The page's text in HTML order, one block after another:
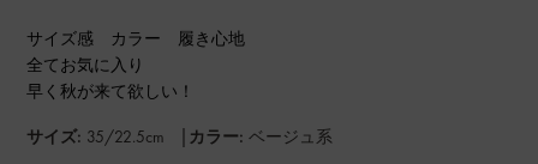
サイズ感 カラー 履き心地
全てお気に入り
早く秋が来て欲しい！
サイズ: 35/22.5cm | カラー: ベージュ系